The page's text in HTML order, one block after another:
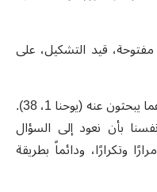
قيد التشكيل، على
تبدأ العلاقة تحديدًا بسؤال يسوع لهم عما يبحثون عنه (يوحنا 1، 38).
بأن نعود إلى السؤال
وتكرارًا، ودائماً بطريقة